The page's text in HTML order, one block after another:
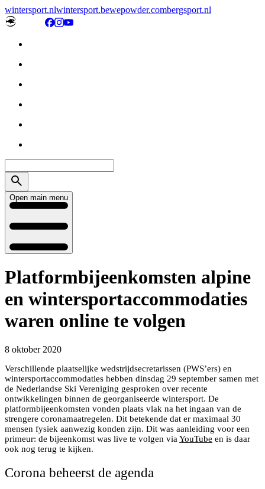
wintersport.nlwintersport.bewepowder.combergsport.nl
Open main menu
Platformbijeenkomsten alpine
en wintersportaccommodaties
waren online te volgen
8 oktober 2020
Verschillende plaatselijke wedstrijdsecretarissen (PWS’ers) en
wintersportaccommodaties hebben dinsdag 29 september samen met
de Nederlandse Ski Vereniging gesproken over recente
ontwikkelingen binnen de georganiseerde wintersport. De
platformbijeenkomsten vonden plaats vlak na het ingaan van de
strengere coronamaatregelen. Dit betekende dat er maximaal 30
mensen fysiek aanwezig konden zijn. Dit was aanleiding voor een
primeur: de bijeenkomst was live te volgen viaYouTube en is daar
ook nog terug te kijken.
Corona beheerst de agenda